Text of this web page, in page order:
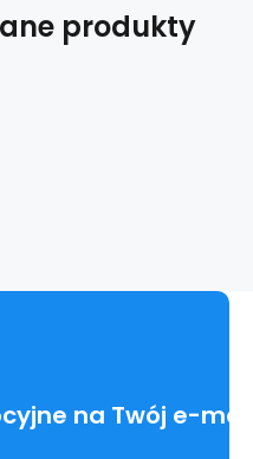
produkty
na Twój e-mail